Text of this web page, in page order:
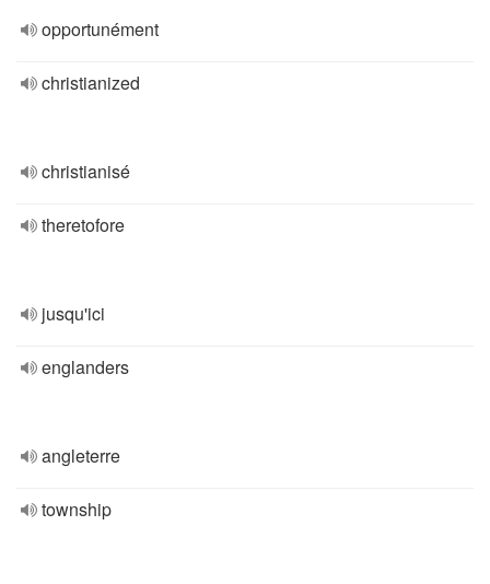
opportunément
christianized
christianisé
theretofore
jusqu'ici
englanders
angleterre
township